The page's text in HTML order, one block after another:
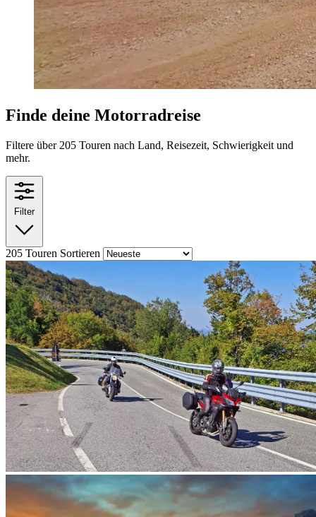
Finde deine Motorradreise
Filtere über 205 Touren nach Land, Reisezeit, Schwierigkeit und
mehr.
Filter
205 Touren Sortieren